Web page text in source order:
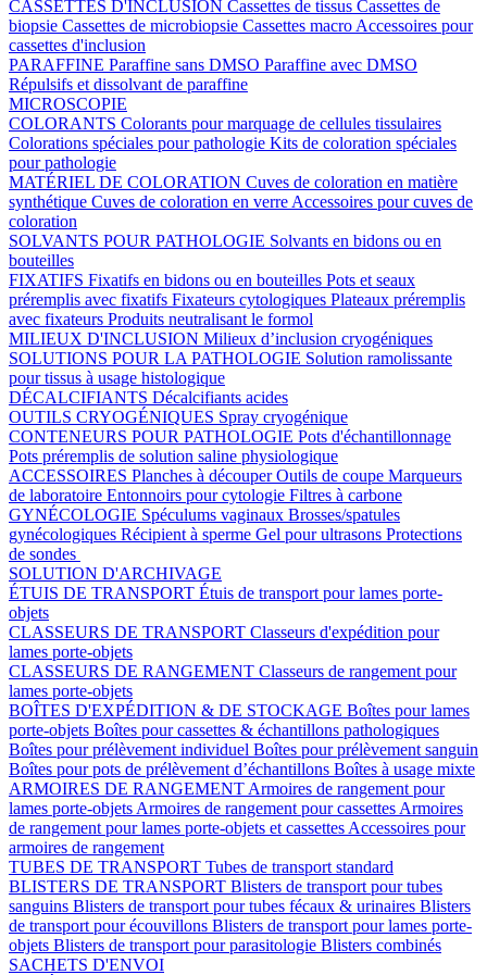
CASSETTES D'INCLUSION Cassettes de tissus Cassettes de
biopsie Cassettes de microbiopsie Cassettes macro Accessoires pour
cassettes d'inclusion
PARAFFINE Paraffine sans DMSO Paraffine avec DMSO
Répulsifs et dissolvant de paraffine
MICROSCOPIE
COLORANTS Colorants pour marquage de cellules tissulaires
Colorations spéciales pour pathologie Kits de coloration spéciales
pour pathologie
MATÉRIEL DE COLORATION Cuves de coloration en matière
synthétique Cuves de coloration en verre Accessoires pour cuves de
coloration
SOLVANTS POUR PATHOLOGIE Solvants en bidons ou en
bouteilles
FIXATIFS Fixatifs en bidons ou en bouteilles Pots et seaux
préremplis avec fixatifs Fixateurs cytologiques Plateaux préremplis
avec fixateurs Produits neutralisant le formol
MILIEUX D'INCLUSION Milieux d’inclusion cryogéniques
SOLUTIONS POUR LA PATHOLOGIE Solution ramolissante
pour tissus à usage histologique
DÉCALCIFIANTS Décalcifiants acides
OUTILS CRYOGÉNIQUES Spray cryogénique
CONTENEURS POUR PATHOLOGIE Pots d'échantillonnage
Pots préremplis de solution saline physiologique
ACCESSOIRES Planches à découperOutils de coupe Marqueurs
de laboratoire Entonnoirs pour cytologie Filtres à carbone
GYNÉCOLOGIE Spéculums vaginaux Brosses/spatules
gynécologiques Récipient à sperme Gel pour ultrasons Protections
de sondes
SOLUTION D'ARCHIVAGE
ÉTUIS DE TRANSPORT Étuis de transport pour lames porte-
objets
CLASSEURS DE TRANSPORT Classeurs d'expédition pour
lames porte-objets
CLASSEURS DE RANGEMENT Classeurs de rangement pour
lames porte-objets
BOÎTES D'EXPÉDITION & DE STOCKAGE Boîtes pour lames
porte-objets Boîtes pour cassettes & échantillons pathologiques
Boîtes pour prélèvement individuel Boîtes pour prélèvement sanguin
Boîtes pour pots de prélèvement d’échantillons Boîtes à usage mixte
ARMOIRES DE RANGEMENT Armoires de rangement pour
lames porte-objets Armoires de rangement pour cassettes Armoires
de rangement pour lames porte-objets et cassettes Accessoires pour
armoires de rangement
TUBES DE TRANSPORT Tubes de transport standard
BLISTERS DE TRANSPORT Blisters de transport pour tubes
sanguins Blisters de transport pour tubes fécaux & urinaires Blisters
de transport pour écouvillons Blisters de transport pour lames porte-
objets Blisters de transport pour parasitologie Blisters combinés
SACHETS D'ENVOI